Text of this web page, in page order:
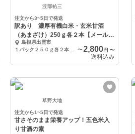
渡部祐三
注文から3~5日で発送
訳あり 濃厚有機白米・玄米甘酒
（あまざけ）250ｇ各２本【メール
便・送料込み】
島根県出雲市
１パック２５０ｇ各２本 ４本セット
〜 2,800円〜
送料込み
草野大地
注文から1~5日で発送
甘さそのまま栄養アップ！五色米入
り甘酒の素